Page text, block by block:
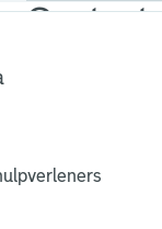
Contact
Over deze site